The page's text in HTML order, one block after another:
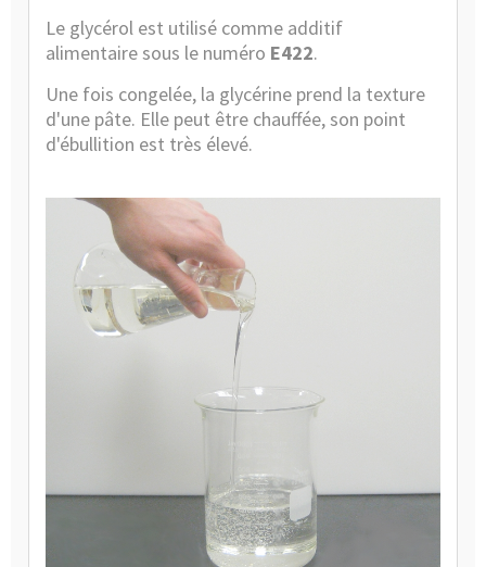
Le glycérol est utilisé comme additif
alimentairesous le numéro E422.
Une fois congelée, la glycérine prend la texture
d'une pâte. Elle peut être chauffée, son point
d'ébullition est très élevé.